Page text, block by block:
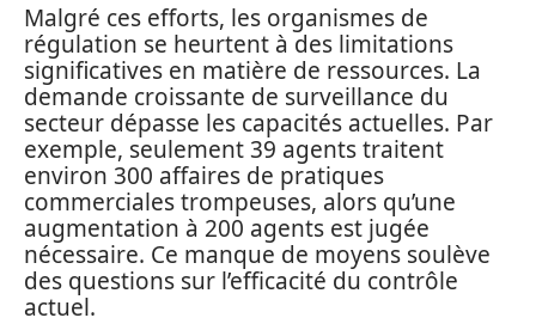
Malgré ces efforts, les organismes de
régulation se heurtent à des limitations
significatives en matière de ressources. La
demande croissante de surveillance du
secteur dépasse les capacités actuelles. Par
exemple, seulement 39 agents traitent
environ 300 affaires de pratiques
commerciales trompeuses, alors qu’une
augmentation à 200 agents est jugée
nécessaire. Ce manque de moyens soulève
des questions sur l’efficacité du contrôle
actuel.